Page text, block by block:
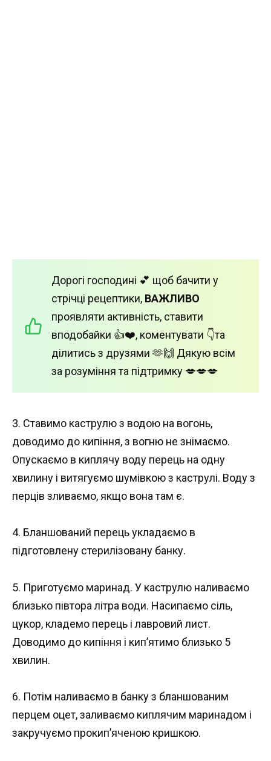
Дорогі господині 💕 щоб бачити у
стрічці рецептики, ВАЖЛИВО
проявляти активність, ставити
вподобайки 👍❤️, коментувати 👇та
ділитись з друзями 🫶🙌 Дякую всім
за розуміння та підтримку 💋💋💋
3. Ставимо каструлю з водою на вогонь,
доводимо до кипіння, з вогню не знімаємо.
Опускаємо в киплячу воду перець на одну
хвилину і витягуємо шумівкою з каструлі. Воду з
перців зливаємо, якщо вона там є.
4. Бланшований перець укладаємо в
підготовлену стерилізовану банку.
5. Приготуємо маринад. У каструлю наливаємо
близько півтора літра води. Насипаємо сіль,
цукор, кладемо перець і лавровий лист.
Доводимо до кипіння і кип’ятимо близько 5
хвилин.
6. Потім наливаємо в банку з бланшованим
перцем оцет, заливаємо киплячим маринадом і
закручуємо прокип’яченою кришкою.